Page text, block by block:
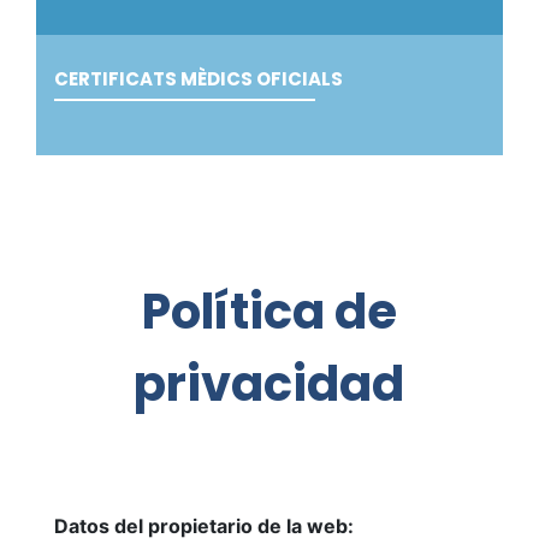
CERTIFICATS MÈDICS OFICIALS
Política de
privacidad
Datos del propietario de la web: